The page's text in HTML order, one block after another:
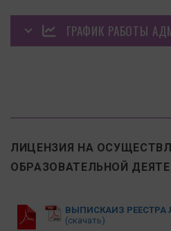
ГРАФИК РАБОТЫ
ЛИЦЕНЗИЯ НА
ОБРАЗОВАТЕЛЬНОЙ
ВЫПИСКАИЗ РЕЕСТРА
(скачать)